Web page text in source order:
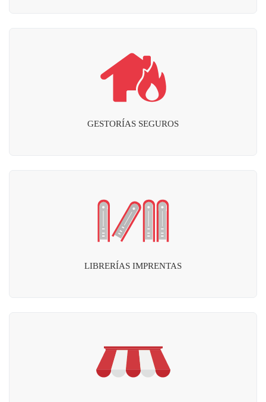
GESTORÍAS SEGUROS
LIBRERÍAS IMPRENTAS